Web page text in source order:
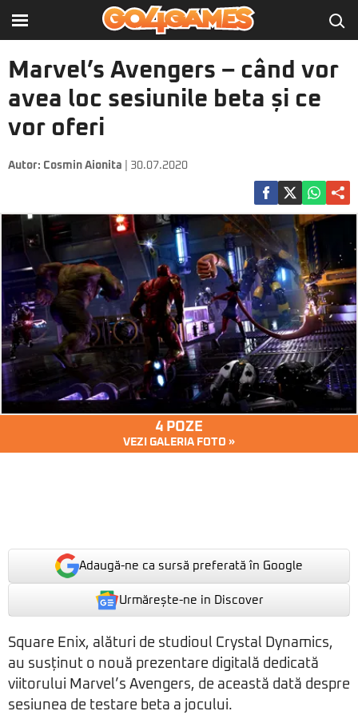
Marvel’s Avengers – când vor
avea loc sesiunile beta și ce
vor oferi
Autor: Cosmin Aionita | 30.07.2020
4 POZE
VEZI GALERIA FOTO »
Adaugă-ne ca sursă preferată în Google
Urmărește-ne in Discover
Square Enix, alături de studioul Crystal Dynamics,
au susținut o nouă prezentare digitală dedicată
viitorului Marvel’s Avengers, de această dată despre
sesiunea de testare beta a jocului.